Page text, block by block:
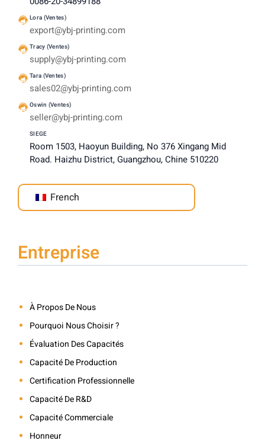
Lora (Ventes)
export@ybj-printing.com
Tracy (Ventes)
supply@ybj-printing.com
Tara (Ventes)
sales02@ybj-printing.com
Oswin (Ventes)
seller@ybj-printing.com
SIEGE
Room 1503, Haoyun Building, No 376 Xingang Mid
Road. Haizhu District, Guangzhou, Chine 510220
French
Entreprise
À Propos De Nous
Pourquoi Nous Choisir ?
Évaluation Des Capacités
Capacité De Production
Certification Professionnelle
Capacité De R&D
Capacité Commerciale
Honneur